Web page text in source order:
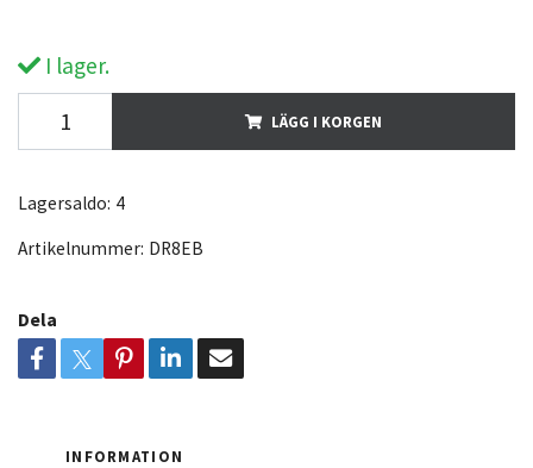
I lager.
LÄGG I KORGEN
Lagersaldo: 4
Artikelnummer: DR8EB
Dela
INFORMATION